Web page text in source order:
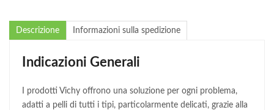
Descrizione Informazioni sulla spedizione
Indicazioni Generali
I prodotti Vichy offrono una soluzione per ogni problema,
adatti a pelli di tutti i tipi, particolarmente delicati, grazie alla